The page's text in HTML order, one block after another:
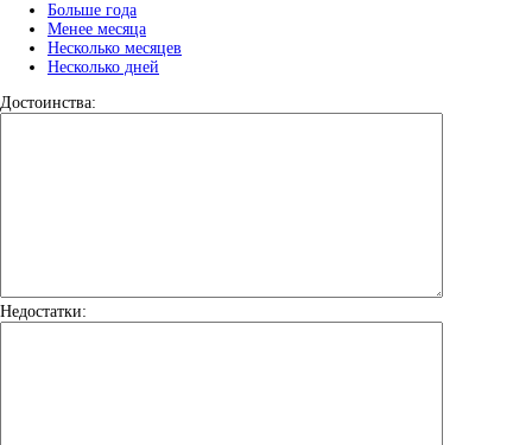
Больше года
Менее месяца
Несколько месяцев
Несколько дней
Достоинства:
Недостатки: